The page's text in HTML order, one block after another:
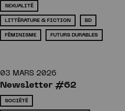
SEXUALITÉ
LITTÉRATURE & FICTION BD
FÉMINISME FUTURS DURABLES
03 MARS 2026
Newsletter #62
SOCIÉTÉ